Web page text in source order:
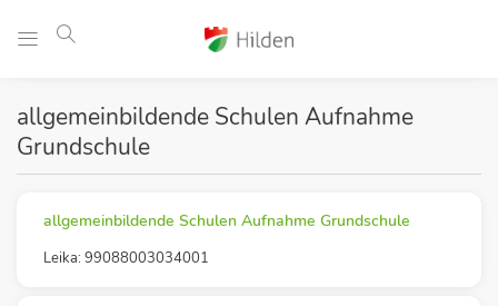
allgemeinbildende Schulen Aufnahme
Grundschule
allgemeinbildende Schulen Aufnahme Grundschule
Leika: 99088003034001